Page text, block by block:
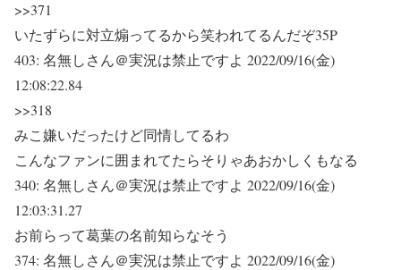
>>371
いたずらに対立煽ってるから笑われてるんだぞ35P
403: 名無しさん＠実況は禁止ですよ 2022/09/16(金)
12:08:22.84
>>318
みこ嫌いだったけど同情してるわ
こんなファンに囲まれてたらそりゃあおかしくもなる
340: 名無しさん＠実況は禁止ですよ 2022/09/16(金)
12:03:31.27
お前らって葛葉の名前知らなそう
374: 名無しさん＠実況は禁止ですよ 2022/09/16(金)